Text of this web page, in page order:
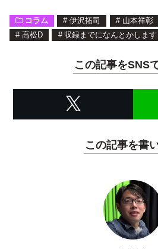
コラム # 伊沢拓司 # 山本祥彰
# 高松D # 収録までになんとかします
この記事をSNS
この記事を書